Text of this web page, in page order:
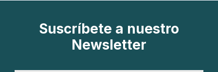
Suscríbete a nuestro
Newsletter